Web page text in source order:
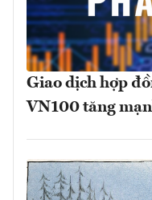
Giao dịch hợp
VN100 tăng